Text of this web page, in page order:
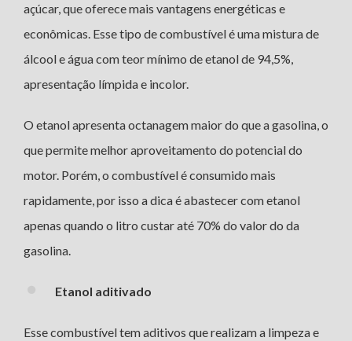
açúcar, que oferece mais vantagens energéticas e
econômicas. Esse tipo de combustível é uma mistura de
álcool e água com teor mínimo de etanol de 94,5%,
apresentação límpida e incolor.
O etanol apresenta octanagem maior do que a gasolina, o
que permite melhor aproveitamento do potencial do
motor. Porém, o combustível é consumido mais
rapidamente, por isso a dica é abastecer com etanol
apenas quando o litro custar até 70% do valor do da
gasolina.
Etanol aditivado
Esse combustível tem aditivos que realizam a limpeza e